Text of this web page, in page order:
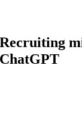
Recruiting
ChatGPT